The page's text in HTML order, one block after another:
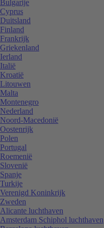
Bulgarije
Cyprus
Duitsland
Finland
Frankrijk
Griekenland
Ierland
Italië
Kroatië
Litouwen
Malta
Montenegro
Nederland
Noord-Macedonië
Oostenrijk
Polen
Portugal
Roemenië
Slovenië
Spanje
Turkije
Verenigd Koninkrijk
Zweden
Alicante luchthaven
Amsterdam Schiphol luchthaven